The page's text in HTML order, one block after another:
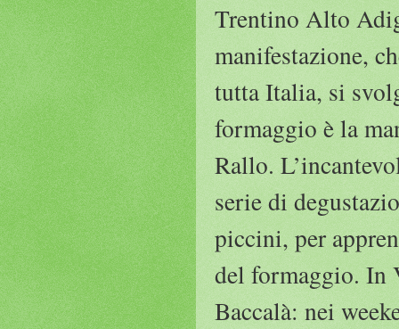
Trentino Alto
manifestazione,
tutta Italia, si
formaggio è la
Rallo.
serie di
piccini, per
del formaggio. In
Baccalà: nei